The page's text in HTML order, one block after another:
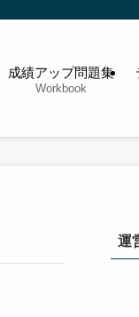
成績アップ問題集
Workbook
運